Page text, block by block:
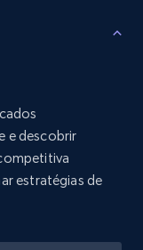
Rating,
agora
e descobrir
estratégias de